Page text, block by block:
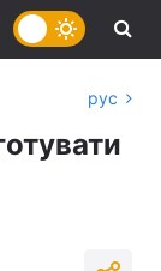
рус